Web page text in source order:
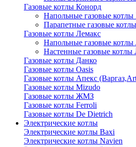
Газовые котлы Конорд
Напольные газовые котлы
Парапетные газовые
Газовые котлы Лемакс
Напольные газовые котлы
Настенные газовые котлы
Газовые котлы Данко
Газовые котлы Oasis
Газовые котлы Апекс
Газовые котлы Mizudo
Газовые котлы ЖМЗ
Газовые котлы Ferroli
Газовые котлы De Dietrich
Электрические котлы
Электрические котлы Baxi
Электрические котлы Navien